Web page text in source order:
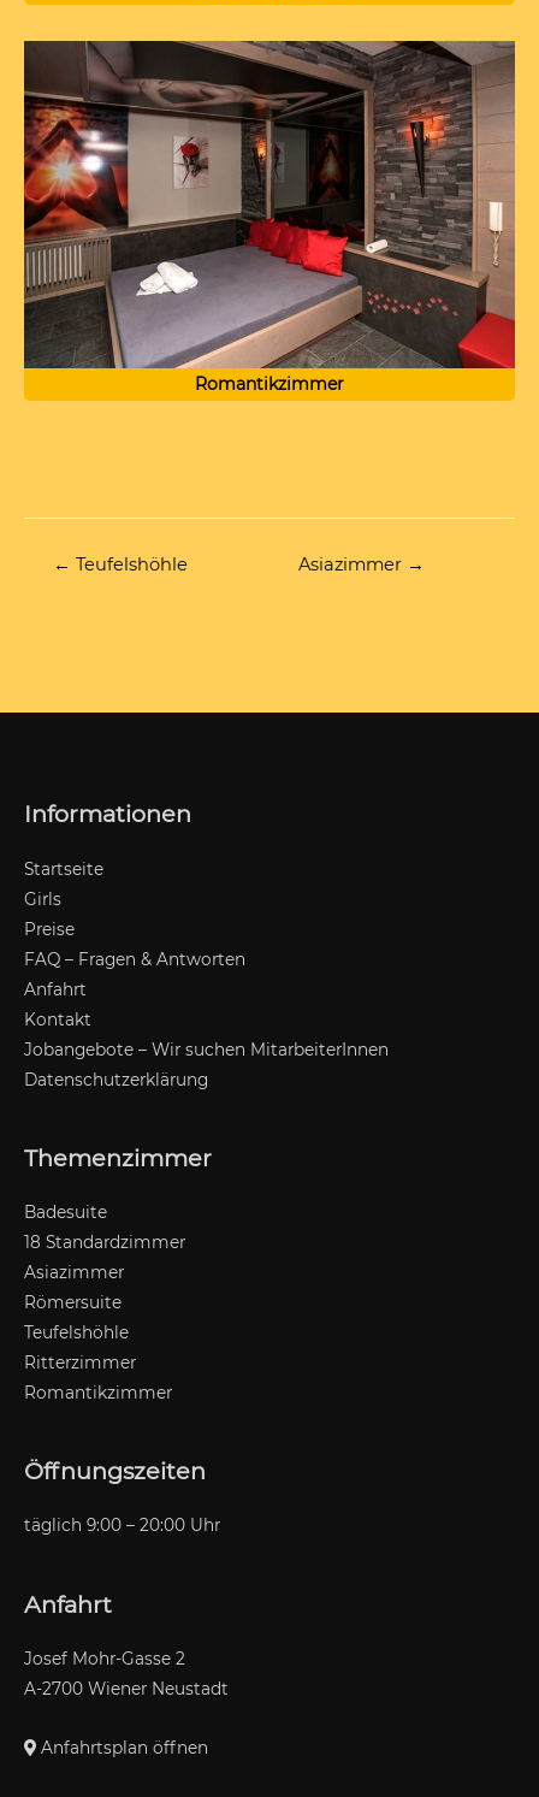
Romantikzimmer
Beitragsnavigation
← Teufelshöhle Asiazimmer →
Informationen
Startseite
Girls
Preise
FAQ – Fragen & Antworten
Anfahrt
Kontakt
Jobangebote – Wir suchen MitarbeiterInnen
Datenschutzerklärung
Themenzimmer
Badesuite
18 Standardzimmer
Asiazimmer
Römersuite
Teufelshöhle
Ritterzimmer
Romantikzimmer
Öffnungszeiten
täglich 9:00 – 20:00 Uhr
Anfahrt
Josef Mohr-Gasse 2
A-2700 Wiener Neustadt
Anfahrtsplan öffnen